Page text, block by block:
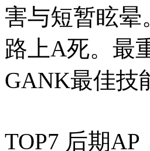
害与短暂眩
路上A死。最
GANK最佳技
TOP7 后期